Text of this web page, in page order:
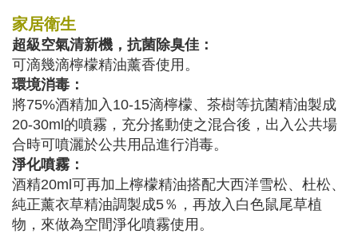
家居衛生
超級空氣清新機，抗菌除臭佳：
可滴幾滴檸檬精油薰香使用。
環境消毒：
將75%酒精加入10-15滴檸檬、茶樹等抗菌精油製成
20-30ml的噴霧，充分搖動使之混合後，出入公共場
合時可噴灑於公共用品進行消毒。
淨化噴霧：
酒精20ml可再加上檸檬精油搭配大西洋雪松、杜松、
純正薰衣草精油調製成5％，再放入白色鼠尾草植
物，來做為空間淨化噴霧使用。